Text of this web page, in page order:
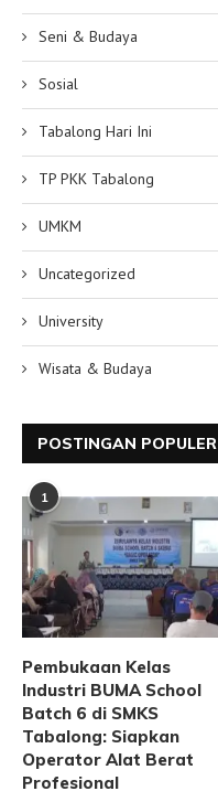
Seni & Budaya
Sosial
Tabalong Hari Ini
TP PKK Tabalong
UMKM
Uncategorized
University
Wisata & Budaya
POSTINGAN POPULER
1
Pembukaan Kelas
Industri BUMA School
Batch 6 di SMKS
Tabalong: Siapkan
Operator Alat Berat
Profesional